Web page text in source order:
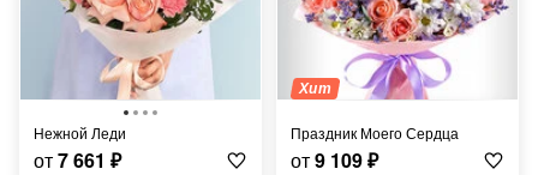
Нежной Леди
от7 661 ₽
Хит
Праздник Моего Сердца
от9 109₽